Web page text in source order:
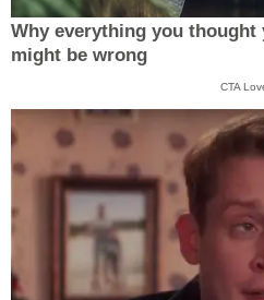
Why everything you thought
might be wrong
CTA